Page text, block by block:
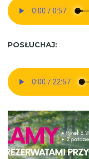
POSŁUCHAJ: